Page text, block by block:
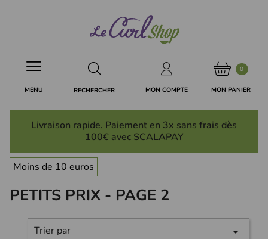
MON COMPTE
0
MON PANIER
RECHERCHER
MENU
Livraison rapide. Paiement en 3x sans frais dès
100€ avec SCALAPAY
Moins de 10 euros
PETITS PRIX - PAGE 2
Trier par 